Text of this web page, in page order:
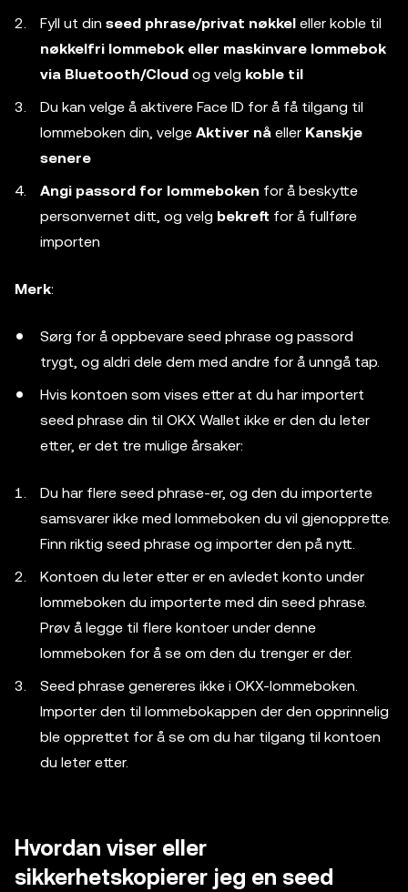
Fyll ut din seed phrase/privat nøkkel eller koble til
nøkkelfri lommebok eller maskinvare lommebok
via Bluetooth/Cloud og velg koble til
Du kan velge å aktivere Face ID for å få tilgang til
lommeboken din, velge Aktiver nå eller Kanskje
senere
Angi passord for lommeboken for å beskytte
personvernet ditt, og velg bekreft for å fullføre
importen
Merk:
Sørg for å oppbevare seed phrase og passord
trygt, og aldri dele dem med andre for å unngå tap.
Hvis kontoen som vises etter at du har importert
seed phrase din til OKX Wallet ikke er den du leter
etter, er det tre mulige årsaker:
Du har flere seed phrase-er, og den du importerte
samsvarer ikke med lommeboken du vil gjenopprette.
Finn riktig seed phrase og importer den på nytt.
Kontoen du leter etter er en avledet konto under
lommeboken du importerte med din seed phrase.
Prøv å legge til flere kontoer under denne
lommeboken for å se om den du trenger er der.
Seed phrase genereres ikke i OKX-lommeboken.
Importer den til lommebokappen der den opprinnelig
ble opprettet for å se om du har tilgang til kontoen
du leter etter.
Hvordan viser eller
sikkerhetskopierer jeg en seed